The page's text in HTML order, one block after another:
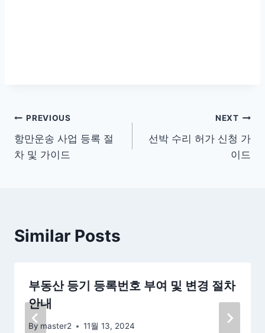
글
탐
PREVIOUS
항만운송 사업 등록 절
차 및 가이드
NEXT
선박 수리 허가 신청 가
이드
Similar Posts
부동산 등기 등록번호 부여 및 변경 절차
안내
By master2 11월 13, 2024